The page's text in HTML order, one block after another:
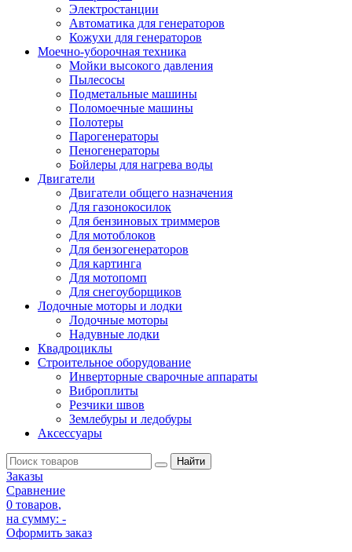
Электростанции
Автоматика для генераторов
Кожухи для генераторов
Моечно-уборочная техника
Мойки высокого давления
Пылесосы
Подметальные машины
Поломоечные машины
Полотеры
Парогенераторы
Пеногенераторы
Бойлеры для нагрева воды
Двигатели
Двигатели общего назначения
Для газонокосилок
Для бензиновых триммеров
Для мотоблоков
Для бензогенераторов
Для картинга
Для мотопомп
Для снегоуборщиков
Лодочные моторы и лодки
Лодочные моторы
Надувные лодки
Квадроциклы
Строительное оборудование
Инверторные сварочные аппараты
Виброплиты
Резчики швов
Землебуры и ледобуры
Аксессуары
Заказы
Сравнение
0 товаров,
на сумму: -
Оформить заказ